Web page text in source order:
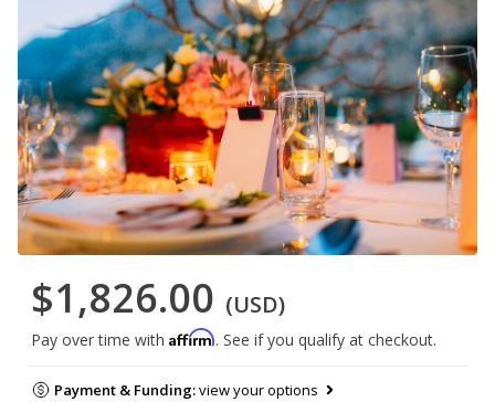
$1,826.00 (USD)
Pay over time with Affirm. See if you qualify at checkout.
Payment & Funding:view your options